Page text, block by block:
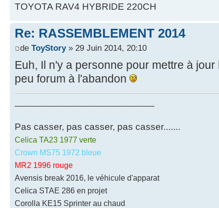
TOYOTA RAV4 HYBRIDE 220CH
Re: RASSEMBLEMENT 2014
de ToyStory» 29 Juin 2014, 20:10
Euh, Il n'y a personne pour mettre à
peu forum à l'abandon
Pas casser, pas casser, pas casser.......
Celica TA23 1977 verte
Crown MS75 1972 bleue
MR2 1996 rouge
Avensis break 2016, le véhicule d'apparat
Celica STAE 286 en projet
Corolla KE15 Sprinter au chaud